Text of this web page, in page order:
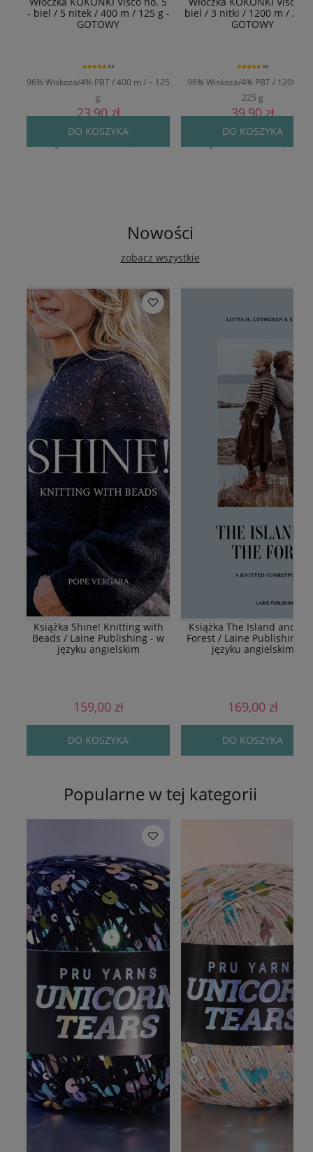
- biel / 5 nitek / 400 m / 125 g -
GOTOWY
96% Wiskoza/4% PBT / 400 m / ~ 125
g
5.0
23,90 zł
Cena regularna:29,90 zł
DO KOSZYKA
biel / 3 nitki / 1200 m /
GOTOWY
96% Wiskoza/4% PBT / 1200 m /
225 g
5.0
39,90 zł
Cena regularna:49,90 zł
DO KOSZYKA
Nowości
zobacz wszystkie
Książka Shine! Knitting with
Beads / Laine Publishing - w
języku angielskim
159,00 zł
DO KOSZYKA
Książka The Island and
Forest / Laine Publishing -
języku angielskim
169,00 zł
DO KOSZYKA
Popularne w tej kategorii